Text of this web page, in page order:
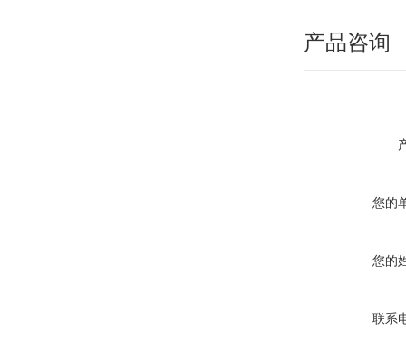
产品咨询
您的
您的
联系